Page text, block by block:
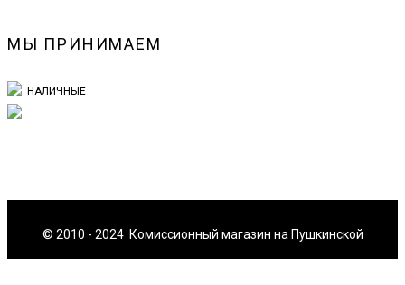
МЫ ПРИНИМАЕМ
НАЛИЧНЫЕ
© 2010 - 2024 Комиссионный магазин на Пушкинской